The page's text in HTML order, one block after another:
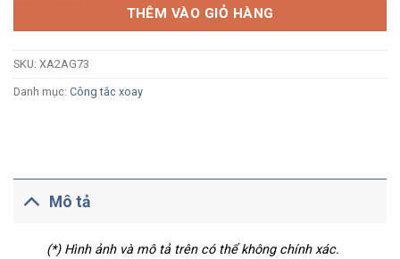
THÊM VÀO GIỎ HÀNG
SKU: XA2AG73
Danh mục: Công tắc xoay
Mô tả
(*) Hình ảnh và mô tả trên có thể không chính xác.